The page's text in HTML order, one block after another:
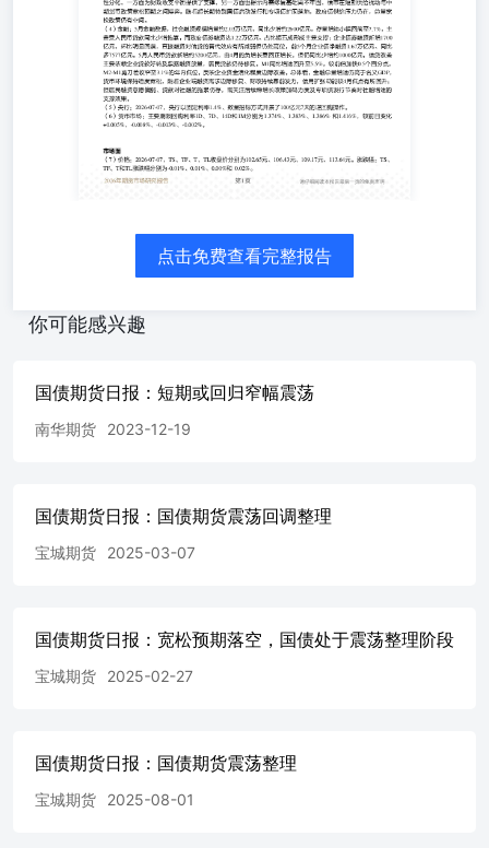
12.2%，体现居民收入改善与资本所得增长；资源税增长
增幅连续4个月提高，主要受工业服务业持续增长、工业生
税增长0.2%，累计增幅由负转正；进口货物增值税、消费税
降3.1%，居民消费偏弱；受房地产市场需求偏弱影响，契税
14.2%。对债市而言，证券交易印花税高增反映资本市场交
收入改善，资源税和环境税增长反映绿色转型与资源品价格
降和地产类税收低迷反映居民消费及房地产市场仍是薄弱环
本市场税收偏强的结构性分化，一方面为财政收支平衡提供
金融数据，社会融资规模增量约2.03万亿元，同比少增约
7.7%，主要受人民币贷款同比少增拖累，而政府债券融资达
处高位，前5个月企业债净融资1.67万亿元、同比多7577亿元
元，由4月的负增长重回正增长，但仍同比少增约1000亿元
M1剪刀差收窄至3.1%的年内低位，反映企业资金活化程度
信用扩张动能较4月低点有所回升；但居民融资意愿偏弱、
+0.005%、-0.008%、-0.013%、-0.002%。 市场面 （7）价
盘价分别为102.65元、106.43元、109.17元、113.64元。涨
Shibor短端品种多数下行，7天期Shibor下行0.75BP至
贷款减少6314亿元等结构性偏弱数据仍存，基本面复苏斜率
计划发行、专项债进入下半年集中发行与资金使用期，前期
量。7月美联储会议临近，市场对加息路径的博弈加剧，海
单边：中性。套利：关注3T-TL回落。套保：中期存在调整
点击免费查看完整报告
你可能感兴趣
国债期货日报：短期或回归窄幅震荡
南华期货 2023-12-19
国债期货日报：国债期货震荡回调整理
宝城期货 2025-03-07
国债期货日报：宽松预期落空，国债处于震荡整理阶段
宝城期货 2025-02-27
国债期货日报：国债期货震荡整理
宝城期货 2025-08-01